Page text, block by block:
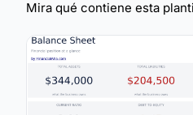
Mira qué contiene esta